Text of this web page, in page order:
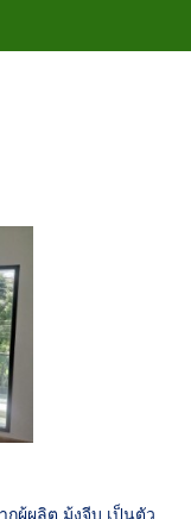
ผู้ผลิต มุ้งจีบ เป็นตัว